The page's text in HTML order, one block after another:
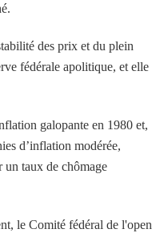
des prix et du plein
fédérale apolitique, et elle
galopante en 1980 et,
d’inflation modérée,
un taux de chômage
le Comité fédéral de l'open